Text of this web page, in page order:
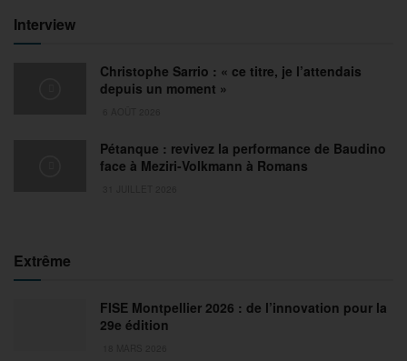
Interview
Christophe Sarrio : « ce titre, je l’attendais
depuis un moment »
Pétanque : revivez la performance de Baudino
face à Meziri-Volkmann à Romans
Extrême
FISE Montpellier 2026 : de l’innovation pour la
29e édition